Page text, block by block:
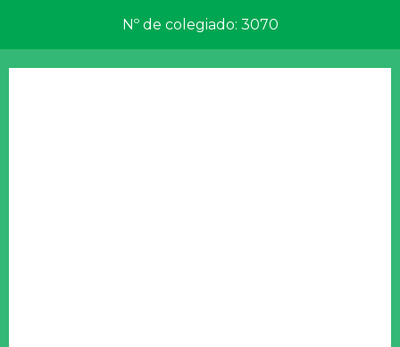
Nº de colegiado: 3070